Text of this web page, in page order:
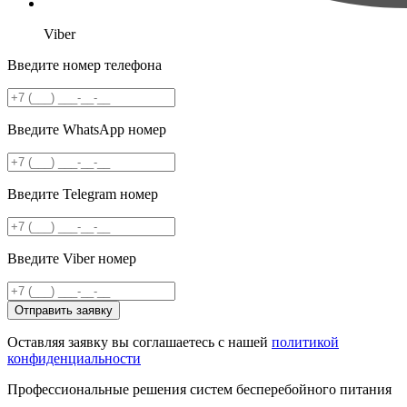
Viber
Введите номер телефона
Введите WhatsApp номер
Введите Telegram номер
Введите Viber номер
Отправить заявку
Оставляя заявку вы соглашаетесь с нашей политикой
конфиденциальности
Профессиональные решения систем бесперебойного питания